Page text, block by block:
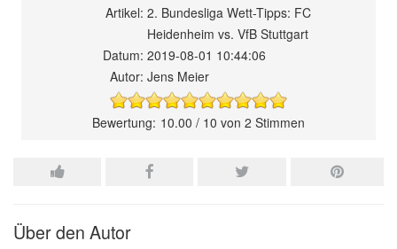
Artikel: 2. Bundesliga Wett-Tipps: FC
Heidenheim vs. VfB Stuttgart
Datum: 2019-08-01 10:44:06
Autor: Jens Meier
10.00 / 10 von 2 Stimmen
Über den Autor